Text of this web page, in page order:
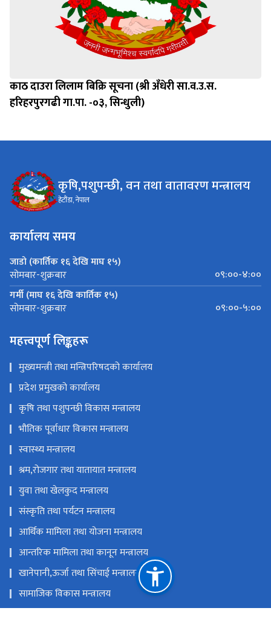
काठ दाउरा लिलाम बिक्रि सूचना (श्री अँधेरी सा.व.उ.स.
हरिहरपुरगढी गा.पा. -०३, सिन्धुली)
कृषि,पशुपन्छी, वन तथा वातावरण मन्त्रालय
हेटौंडा, नेपाल
कार्यालय समय
जाडो (कार्तिक १६ देखि माघ १५)
सोमबार-शुक्रबार
०९:००-४:००
गर्मी (माघ १६ देखि कार्तिक १५)
सोमबार-शुक्रबार ०९:००-५:००
महत्त्वपूर्ण लिङ्कहरू
मुख्यमन्त्री तथा मन्त्रिपरिषदको कार्यालय
प्रदेश प्रमुखको कार्यालय
कृषि तथा पशुपन्छी विकास मन्त्रालय
भौतिक पूर्वाधार विकास मन्त्रालय
स्वास्थ्य मन्त्रालय
श्रम,रोजगार तथा यातायात मन्त्रालय
युवा तथा खेलकुद मन्त्रालय
संस्कृति तथा पर्यटन मन्त्रालय
आर्थिक मामिला तथा योजना मन्त्रालय
आन्तरिक मामिला तथा कानून मन्त्रालय
खानेपानी,ऊर्जा तथा सिंचाई मन्त्रालय
सामाजिक विकास मन्त्रालय